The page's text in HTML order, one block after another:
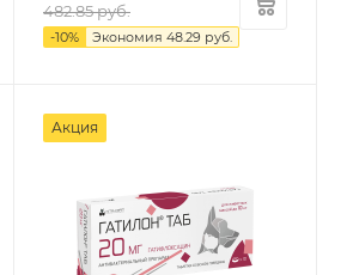
482.85руб.
-10% Экономия 48.29 руб.
Акция